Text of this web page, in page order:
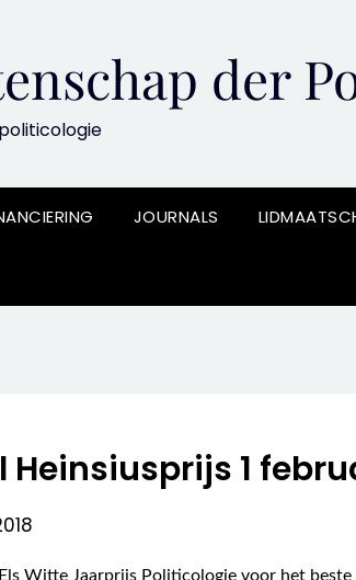
der
JOURNALS
1
Witte Jaarprijs Politicologie voor het